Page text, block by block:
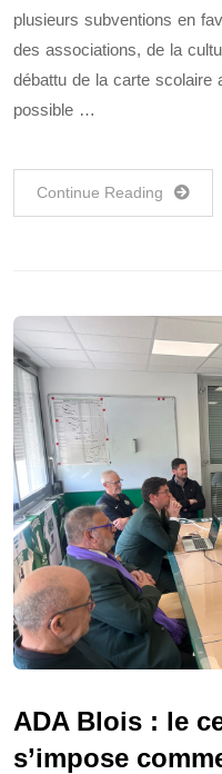
plusieurs subventions en
des associations, de la
débattu de la carte scolaire
possible …
Continue Reading
ADA Blois : le
s’impose